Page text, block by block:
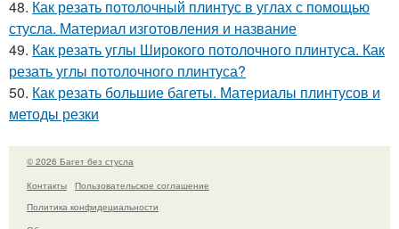
48. Как резать потолочный плинтус в углах с помощью
стусла. Материал изготовления и название
49. Как резать углы Широкого потолочного плинтуса. Как
резать углы потолочного плинтуса?
50. Как резать большие багеты. Материалы плинтусов и
методы резки
© 2026 Багет без стусла
Контакты
Пользовательское соглашение
Политика конфидециальности